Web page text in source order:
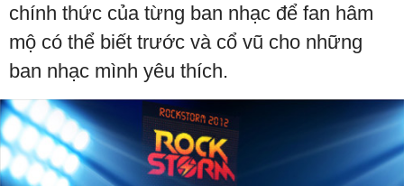
chính thức của từng ban nhạc để fan hâm
mộ có thể biết trước và cổ vũ cho những
ban nhạc mình yêu thích.